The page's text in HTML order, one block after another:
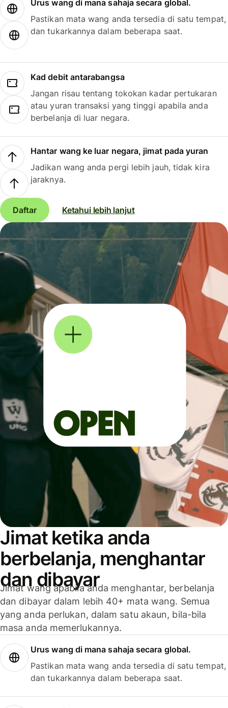
Urus wang di mana sahaja secara global.
Pastikan mata wang anda tersedia di satu tempat,
dan tukarkannya dalam beberapa saat.
Kad debit antarabangsa
Jangan risau tentang tokokan kadar pertukaran
atau yuran transaksi yang tinggi apabila anda
berbelanja di luar negara.
Hantar wang ke luar negara, jimat pada yuran
Jadikan wang anda pergi lebih jauh, tidak kira
jaraknya.
Daftar Ketahui lebih lanjut
Jimat ketika anda
berbelanja, menghantar
dan dibayar
Jimat wang apabila anda menghantar, berbelanja
dan dibayar dalam lebih 40+ mata wang. Semua
yang anda perlukan, dalam satu akaun, bila-bila
masa anda memerlukannya.
Urus wang di mana sahaja secara global.
Pastikan mata wang anda tersedia di satu tempat,
dan tukarkannya dalam beberapa saat.